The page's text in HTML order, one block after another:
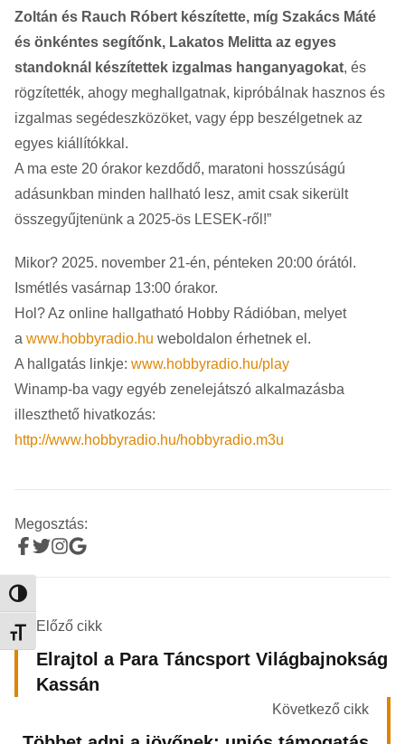
Nagy kontraszt váltása
Betűméret váltása
Zoltán és Rauch Róbert készítette, míg Szakács Máté
és önkéntes segítőnk, Lakatos Melitta az egyes
standoknál készítettek izgalmas hanganyagokat, és
rögzítették, ahogy meghallgatnak, kipróbálnak hasznos és
izgalmas segédeszközöket, vagy épp beszélgetnek az
egyes kiállítókkal.
A ma este 20 órakor kezdődő, maratoni hosszúságú
adásunkban minden hallható lesz, amit csak sikerült
összegyűjtenünk a 2025-ös LESEK-ről!”
Mikor? 2025. november 21-én, pénteken 20:00 órától.
Ismétlés vasárnap 13:00 órakor.
Hol? Az online hallgatható Hobby Rádióban, melyet
a www.hobbyradio.hu weboldalon érhetnek el.
A hallgatás linkje: www.hobbyradio.hu/play
Winamp-ba vagy egyéb zenelejátszó alkalmazásba
illeszthető hivatkozás:
http://www.hobbyradio.hu/hobbyradio.m3u
Megosztás:
Előző cikk
Elrajtol a Para Táncsport Világbajnokság
Kassán
Következő cikk